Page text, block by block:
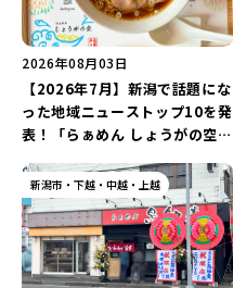
2026年08月03日
【2026年7月】新潟で話題にな
った地域ニューストップ10を発
表！「らぁめん しょうがの空」
閉店の注目記事をランキングで
ご紹介♪
新潟市・下越・中越・上越